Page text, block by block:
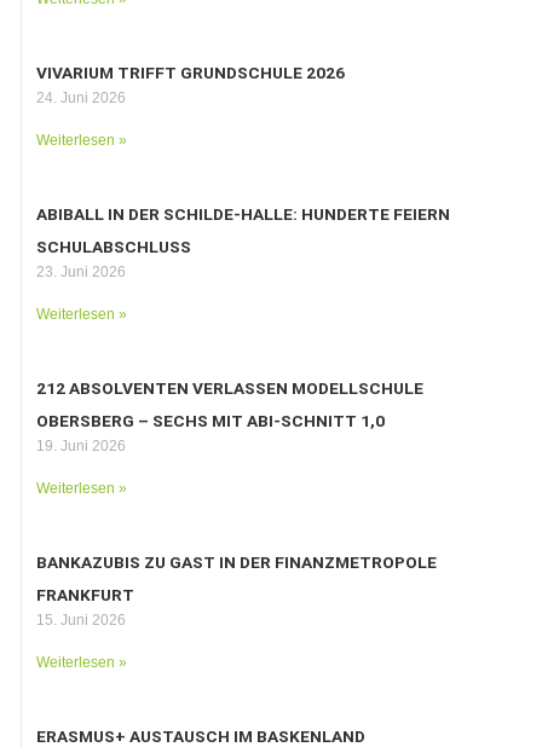
VIVARIUM TRIFFT GRUNDSCHULE 2026
24. Juni 2026
Weiterlesen »
ABIBALL IN DER SCHILDE-HALLE: HUNDERTE FEIERN
SCHULABSCHLUSS
23. Juni 2026
Weiterlesen »
212 ABSOLVENTEN VERLASSEN MODELLSCHULE
OBERSBERG – SECHS MIT ABI-SCHNITT 1,0
19. Juni 2026
Weiterlesen »
BANKAZUBIS ZU GAST IN DER FINANZMETROPOLE
FRANKFURT
15. Juni 2026
Weiterlesen »
ERASMUS+ AUSTAUSCH IM BASKENLAND